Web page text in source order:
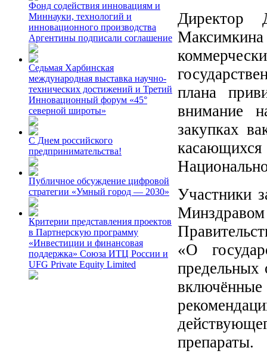
Фонд содействия инновациям и
Миннауки, технологий и
инновационного производства
Аргентины подписали соглашение
Седьмая Харбинская
международная выставка научно-
технических достижений и Третий
Инновационный форум «45°
северной широты»
С Днем российского
предпринимательства!
Публичное обсуждение цифровой
стратегии «Умный город — 2030»
Критерии представления проектов
в Партнерскую программу
«Инвестиции и финансовая
поддержка» Союза ИТЦ России и
UFG Private Equity Limited
Директор
плана
внимание
закупках
Участники
«О
предельных
препараты.